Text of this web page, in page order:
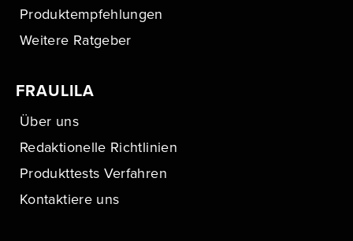
Produktempfehlungen
Weitere Ratgeber
FRAULILA
Über uns
Redaktionelle Richtlinien
Produkttests Verfahren
Kontaktiere uns